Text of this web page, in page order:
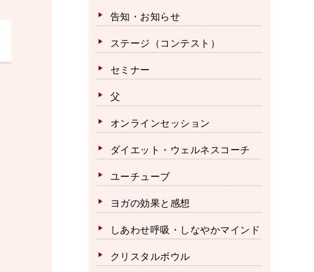
告知・お知らせ
ステージ（コンテスト）
セミナー
父
オンラインセッション
ダイエット・ウェルネスコーチ
ユーチューブ
ヨガの効果と感想
しあわせ呼吸・しなやかマインド
クリスタルボウル